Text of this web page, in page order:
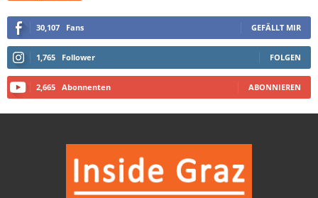
30,107 Fans GEFÄLLT MIR
1,765 Follower FOLGEN
2,665 Abonnenten ABONNIEREN